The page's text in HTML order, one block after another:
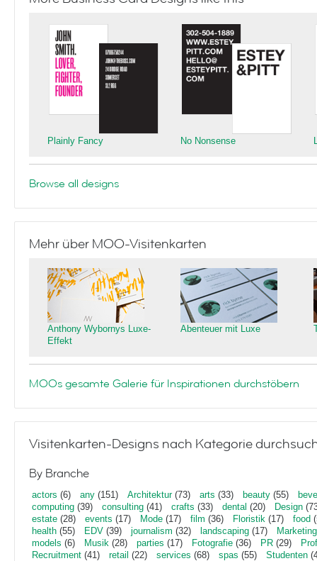
Plainly Fancy No Nonsense
Browse all designs
Mehr über MOO-Visitenkarten
Anthony Wybornys Luxe-
Effekt
Abenteuer mit Luxe
MOOs gesamte Galerie für Inspirationen durchstöbern
Visitenkarten-Designs nach Kategorie
By Branche
actors (6) any (151) Architektur(73) arts (33) beauty (55)
computing (39) consulting (41) crafts (33) dental (20) Design
estate (28) events (17) Mode (17) film (36) Floristik (17) food
health (55) EDV (39) journalism (32) landscaping (17)
Marketing
models (6) Musik (28) parties (17) Fotografie (36) PR (29)
Recruitment (41) retail (22) services (68) spas (55) Studenten